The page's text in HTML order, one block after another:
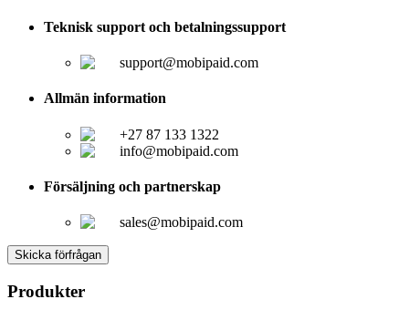
Teknisk support och betalningssupport
support@mobipaid.com
Allmän information
+27 87 133 1322
info@mobipaid.com
Försäljning och partnerskap
sales@mobipaid.com
Skicka förfrågan
Produkter